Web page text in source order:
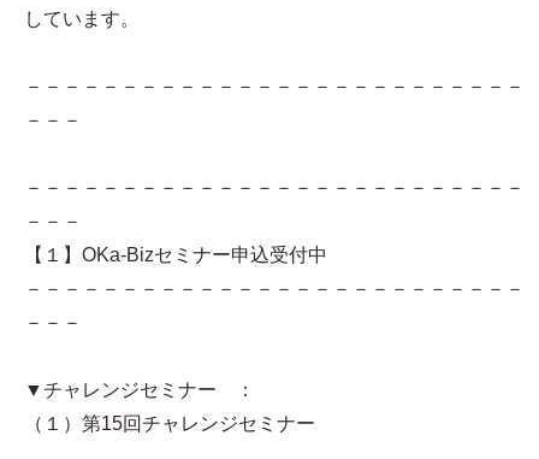
しています。
－－－－－－－－－－－－－－－－－－－－－－－－－－
－－－
－－－－－－－－－－－－－－－－－－－－－－－－－－
－－－
【１】OKa-Bizセミナー申込受付中
－－－－－－－－－－－－－－－－－－－－－－－－－－
－－－
▼チャレンジセミナー ：
（１）第15回チャレンジセミナー